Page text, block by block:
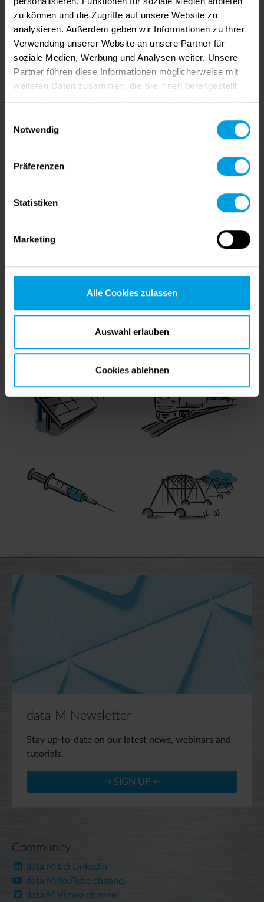
zu können und die Zugriffe auf unsere Website zu
analysieren. Außerdem geben wir Informationen zu Ihrer
Verwendung unserer Website an unsere Partner für
soziale Medien, Werbung und Analysen weiter. Unsere
Partner führen diese Informationen möglicherweise mit
weiteren Daten zusammen, die Sie ihnen bereitgestellt
haben oder die sie im Rahmen Ihrer Nutzung der Dienste
Notwendig
Präferenzen
Statistiken
Marketing
Alle Cookies zulassen
Auswahl erlauben
Cookies ablehnen
data M Newsletter
Stay up-to-date on our latest news, webinars and
tutorials.
⇢ SIGN UP ⇠
Community
data M bei LinkedIn
data M YouTube channel
data M Vimeo channel